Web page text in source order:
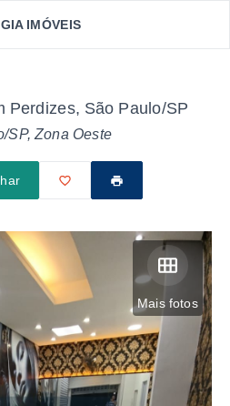
IMÓVEIS
Perdizes, São Paulo/SP
SP, Zona Oeste
Mais fotos